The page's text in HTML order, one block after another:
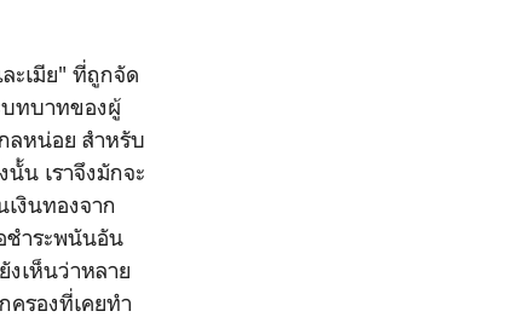
ะเมีย" ที่ถูกจัด
บทบาทของผู้
ลหน่อย สำหรับ
น เราจึงมักจะ
เงินทองจาก
ชำระพนันอัน
งเห็นว่าหลาย
รองที่เคยทำ